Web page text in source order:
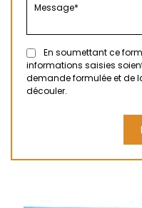
En soumettant ce
informations saisies
demande formulée et de
découler.